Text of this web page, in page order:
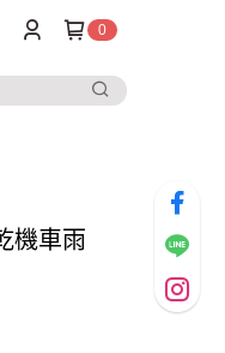
0
機車雨